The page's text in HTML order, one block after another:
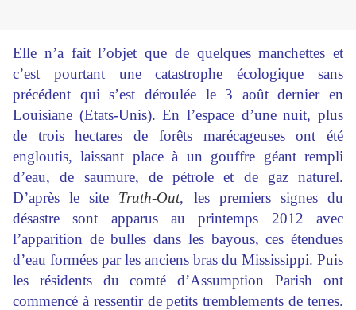
Elle n’a fait l’objet que de quelques manchettes et
c’est pourtant une catastrophe écologique sans
précédent qui s’est déroulée le 3 août dernier en
Louisiane (Etats-Unis). En l’espace d’une nuit, plus
de trois hectares de forêts marécageuses ont été
engloutis, laissant place à un gouffre géant rempli
d’eau, de saumure, de pétrole et de gaz naturel.
D’après le site Truth-Out, les premiers signes du
désastre sont apparus au printemps 2012 avec
l’apparition de bulles dans les bayous, ces étendues
d’eau formées par les anciens bras du Mississippi. Puis
les résidents du comté d’Assumption Parish ont
commencé à ressentir de petits tremblements de terres.